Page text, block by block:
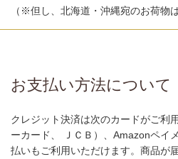
（※但し、北海道・沖縄宛のお荷物
お支払い方法について
クレジット決済は次のカードがご利
ーカード、 ＪＣＢ）、Amazonペイ
払いもご利用いただけます。商品が